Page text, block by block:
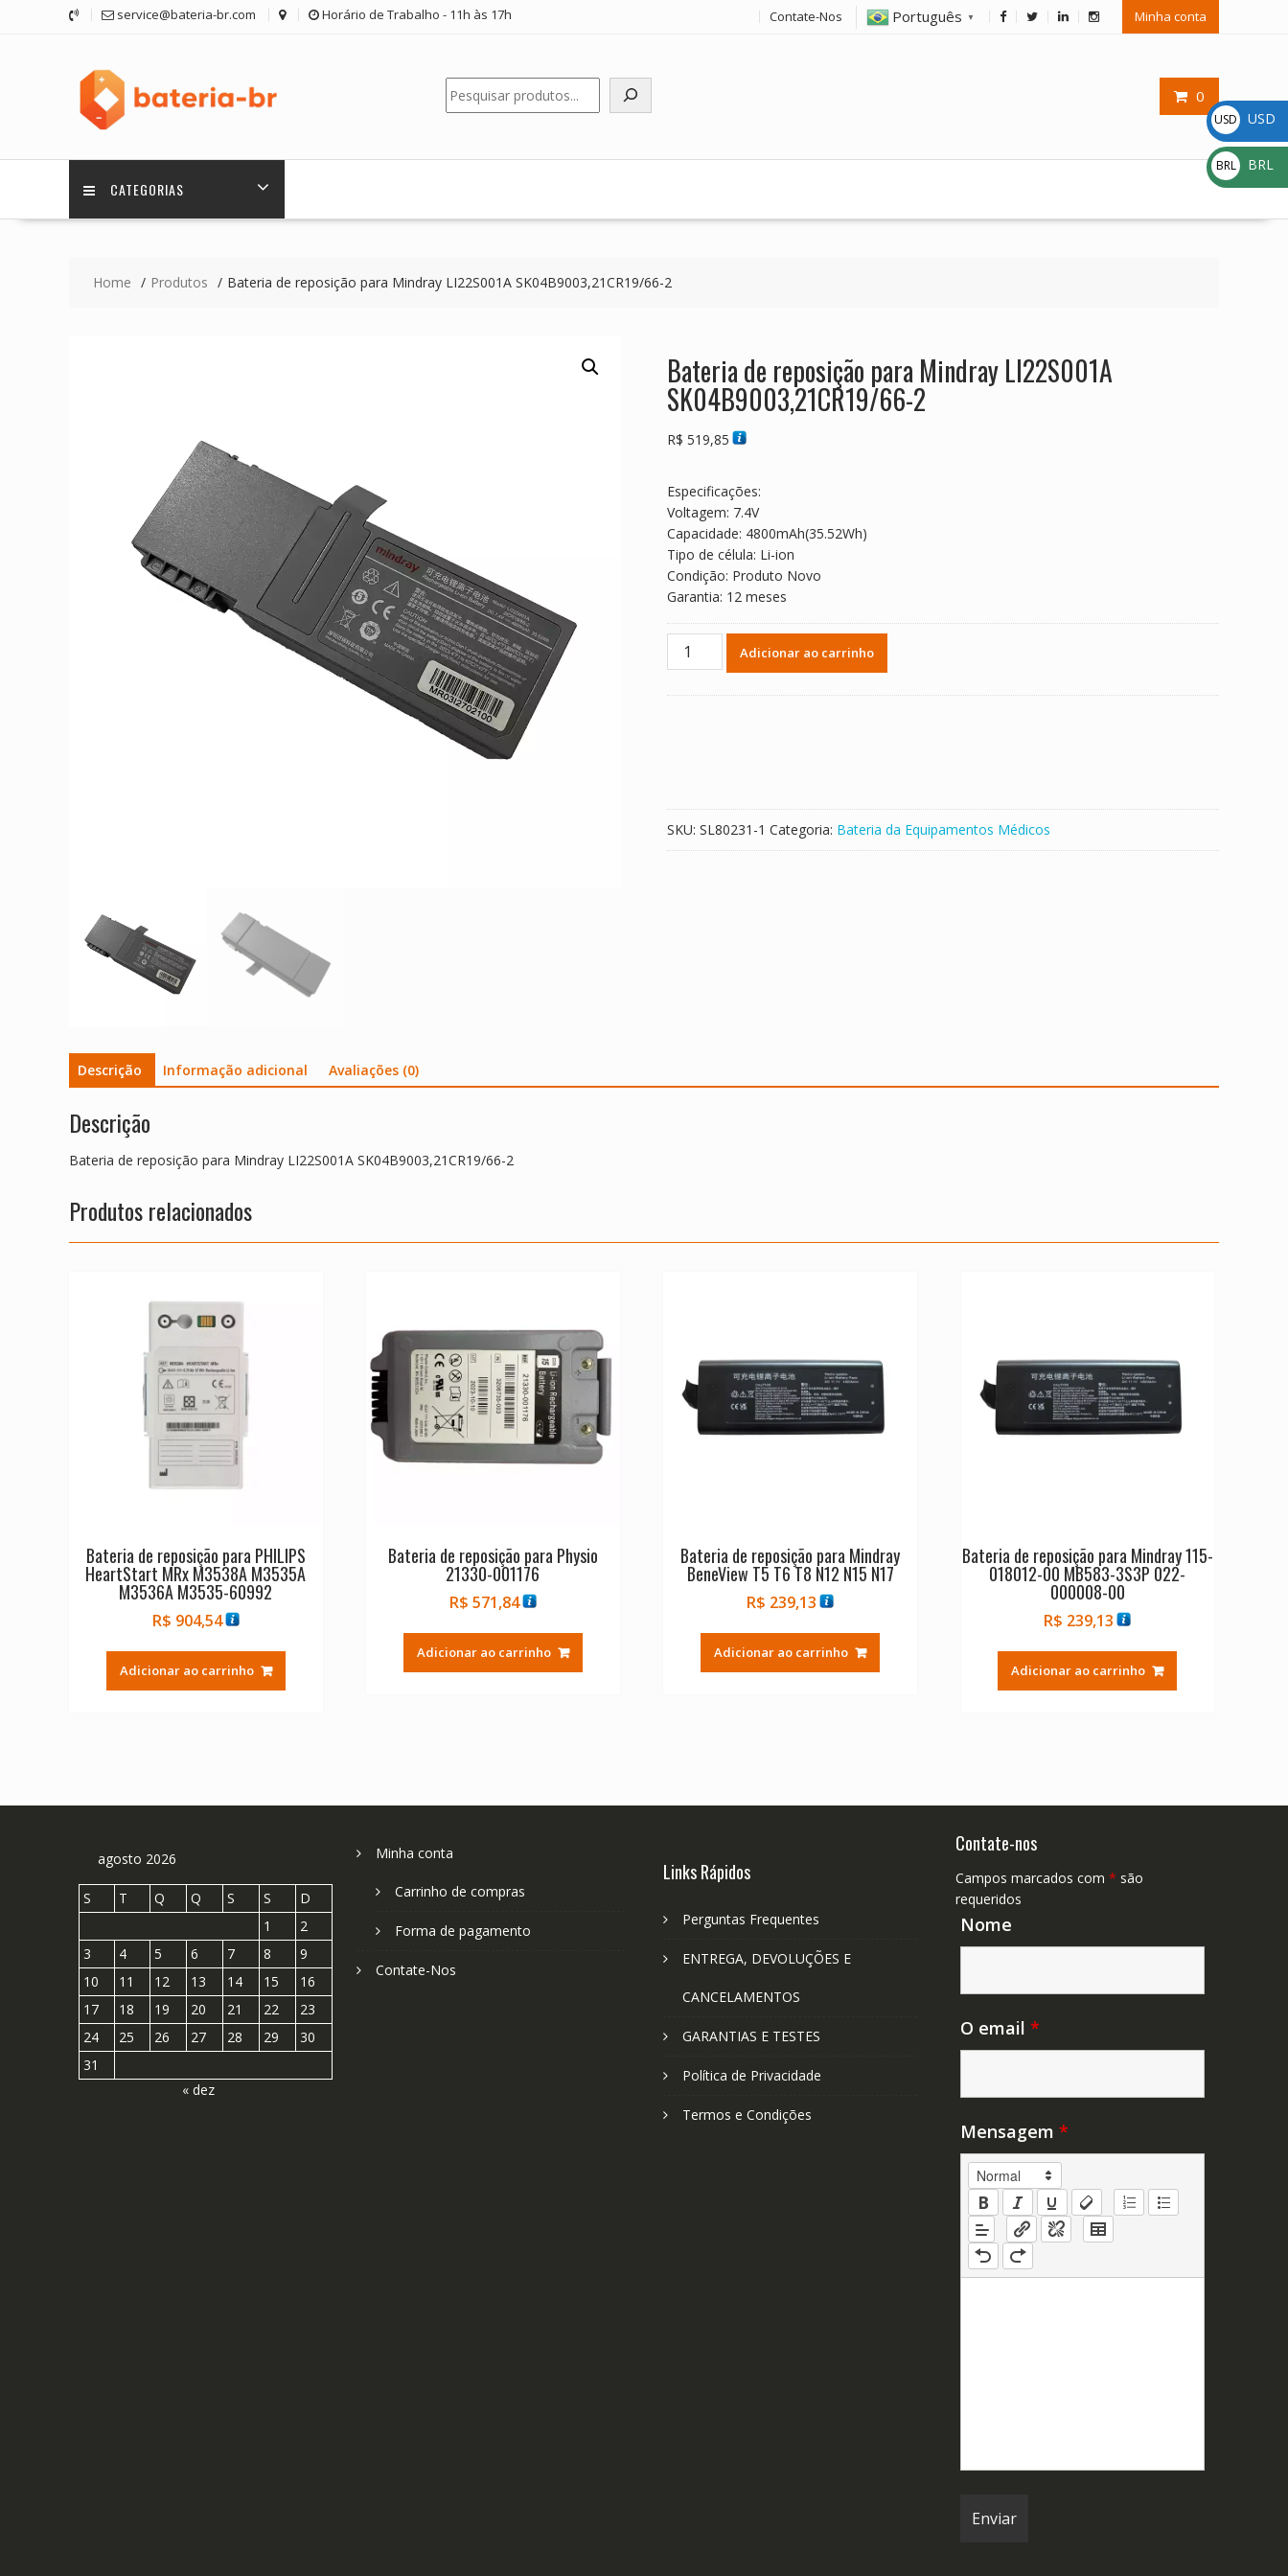
service@bateria-br.com Horário de Trabalho - 11h às 17h Contate-Nos Português ▼ Minha conta
0
Pesquisar
CATEGORIAS
Home Produtos Bateria de reposição para Mindray LI22S001A SK04B9003,21CR19/66-2
Bateria de reposição para Mindray LI22S001A
SK04B9003,21CR19/66-2
R$ 519,85
Especificações:
Voltagem: 7.4V
Capacidade: 4800mAh(35.52Wh)
Tipo de célula: Li-ion
Condição: Produto Novo
Garantia: 12 meses
Bateria
quantidade
Adicionar ao carrinho
SKU: SL80231-1 Categoria: Bateria da Equipamentos Médicos
Descrição Informação adicional Avaliações (0)
Descrição
Bateria de reposição para Mindray LI22S001A SK04B9003,21CR19/66-2
Produtos relacionados
Bateria de reposição para PHILIPS
HeartStart MRx M3538A M3535A
M3536A M3535-60992
R$ 904,54
Adicionar ao carrinho
Bateria de reposição para Physio
21330-001176
R$ 571,84
Adicionar ao carrinho
Bateria de reposição para Mindray
BeneView T5 T6 T8 N12 N15 N17
R$ 239,13
Adicionar ao carrinho
Bateria de reposição para Mindray 115-
018012-00 MB583-3S3P 022-
000008-00
R$ 239,13
Adicionar ao carrinho
agosto 2026
S T Q Q S S
D
1
2
3
4 5 6 7 8
9
10
11 12 13 14 15
16
17
18 19 20 21 22
23
24
25 26 27 28 29
30
31
« dez
Minha conta
Carrinho de compras
Forma de pagamento
Contate-Nos
Links Rápidos
Perguntas Frequentes
ENTREGA, DEVOLUÇÕES E
CANCELAMENTOS
GARANTIAS E TESTES
Política de Privacidade
Termos e Condições
Contate-nos
Campos marcados com * são
requeridos
Nome
O email *
Mensagem *
USD
$
USD
BRL
R$
BRL